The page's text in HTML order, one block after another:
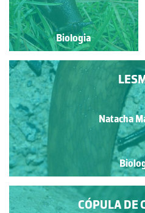
Biologia
Biologia
Natacha
CÓPULA DE